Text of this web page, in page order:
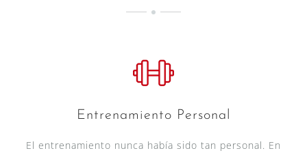
Entrenamiento Personal
El entrenamiento nunca había sido tan personal. En